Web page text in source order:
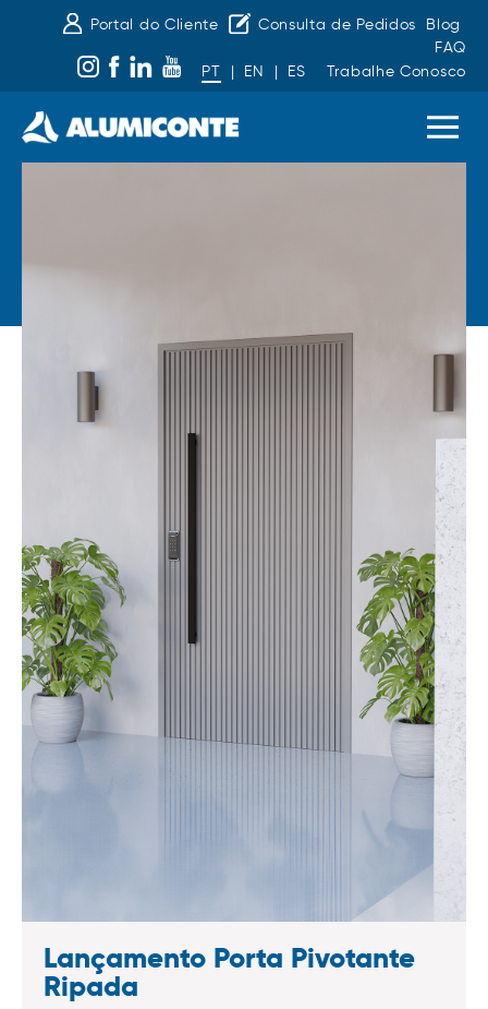
Portal do Cliente Consulta de Pedidos
Blog
FAQ
PT
| EN | ES Trabalhe Conosco
Lançamento Porta Pivotante
Ripada